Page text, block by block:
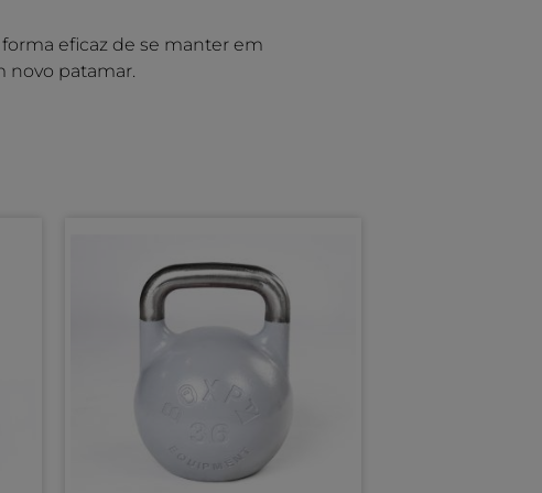
eficaz de se manter em
novo patamar.